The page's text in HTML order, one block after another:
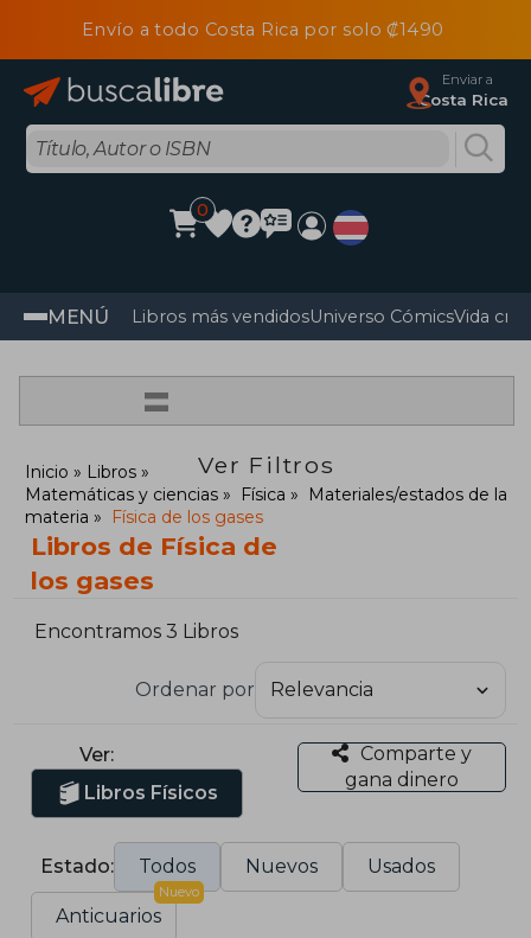
Envío a todo Costa Rica por solo ₡1490
Enviar a
Costa Rica
0
MENÚ Libros más vendidosUniverso CómicsVida
=
Ver Filtros
Inicio
Libros
Matemáticas y ciencias
Física
Materiales/estados de la
materia
Física de los gases
Libros de Física de
los gases
Encontramos 3 Libros
Ordenar por
Ver:
Libros Físicos
Comparte y
gana dinero
Estado: Todos Nuevos Usados
Anticuarios
Nuevo